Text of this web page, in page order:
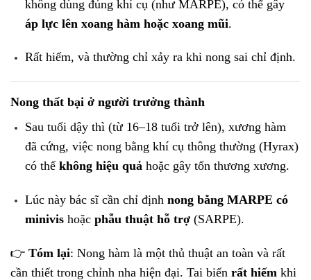
không dùng đúng khí cụ (như MARPE), có thể gây
áp lực lên xoang hàm hoặc xoang mũi.
Rất hiếm, và thường chỉ xảy ra khi nong sai chỉ định.
Nong thất bại ở người trưởng thành
Sau tuổi dậy thì (từ 16–18 tuổi trở lên), xương hàm
đã cứng, việc nong bằng khí cụ thông thường (Hyrax)
có thể không hiệu quảhoặc gây tổn thương xương.
Lúc này bác sĩ cần chỉ định nong bằng MARPE có
minivishoặc phẫu thuật hỗ trợ(SARPE).
👉 Tóm lại: Nong hàm là một thủ thuật an toàn và rất
cần thiết trong chỉnh nha hiện đại. Tai biến rất hiếm khi